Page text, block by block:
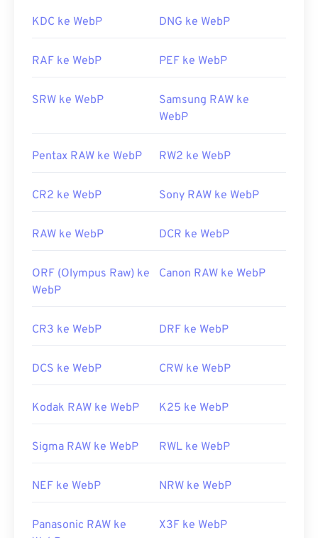
membuka WebP.
Rilis Awal:September 2010
Artikel Pengembang Google tentang kompresi
Alat WebP Terkait:
dari gambar WebP
KDC ke WebP DNG ke WebP
RAF ke WebP PEF ke WebP
SRW ke WebP
Samsung RAW ke
WebP
Pentax RAW ke WebP RW2 ke WebP
CR2 ke WebP Sony RAW ke WebP
RAW ke WebP DCR ke WebP
ORF (Olympus Raw) ke
WebP
Canon RAW ke WebP
CR3 ke WebP DRF ke WebP
DCS ke WebP CRW ke WebP
Kodak RAW ke WebP K25 ke WebP
Sigma RAW ke WebP RWL ke WebP
NEF ke WebP NRW ke WebP
Panasonic RAW ke
X3F ke WebP